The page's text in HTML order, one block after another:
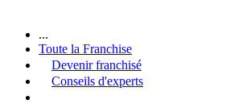
...
Toute la Franchise
Devenir franchisé
Conseils d'experts